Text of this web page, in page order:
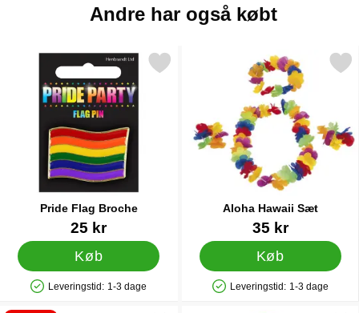
Andre har også købt
Pride Flag Broche
Varenr 2434525 kr
Køb
Produkttilgængelighed: På lager
Leveringstid: 1-3 dage
Markér pride Flag Broche som favorit
Aloha Hawaii Sæt
35 kr
Køb
Produkttilgængelighed: På lager
Leveringstid: 1-3 dage
Markér aloha